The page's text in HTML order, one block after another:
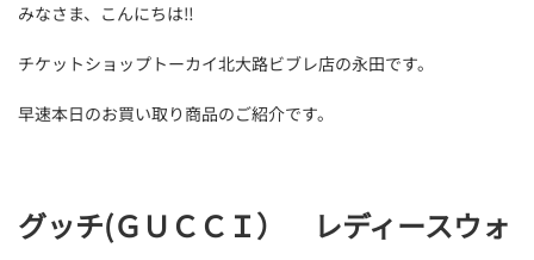
みなさま、こんにちは‼
チケットショップトーカイ北大路ビブレ店の永田です。
早速本日のお買い取り商品のご紹介です。
グッチ(ＧＵＣＣＩ） レディースウォ